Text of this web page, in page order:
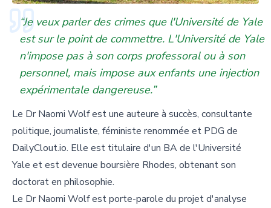
“Je veux parler des crimes que l'Université de Yale
est sur le point de commettre. L'Université de Yale
n'impose pas à son corps professoral ou à son
personnel, mais impose aux enfants une injection
expérimentale dangereuse.”
Le Dr Naomi Wolf est une auteure à succès, consultante
politique, journaliste, féministe renommée et PDG de
DailyClout.io. Elle est titulaire d'un BA de l'Université
Yale et est devenue boursière Rhodes, obtenant son
doctorat en philosophie.
Le Dr Naomi Wolf est porte-parole du projet d'analyse